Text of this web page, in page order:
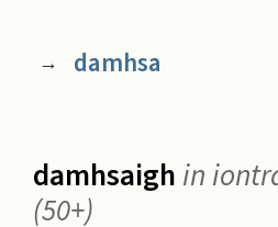
→ damhsa
damhsaigh in
(50+)